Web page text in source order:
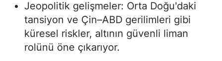
Jeopolitik gelişmeler: Orta Doğu'daki
tansiyon ve Çin–ABD gerilimleri gibi
küresel riskler, altının güvenli liman
rolünü öne çıkarıyor.